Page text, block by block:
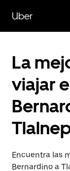
contenido
principal
Uber
La
viajar
Encuentra las
Bernardino a